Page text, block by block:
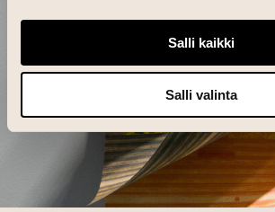
Salli kaikki
Salli valinta